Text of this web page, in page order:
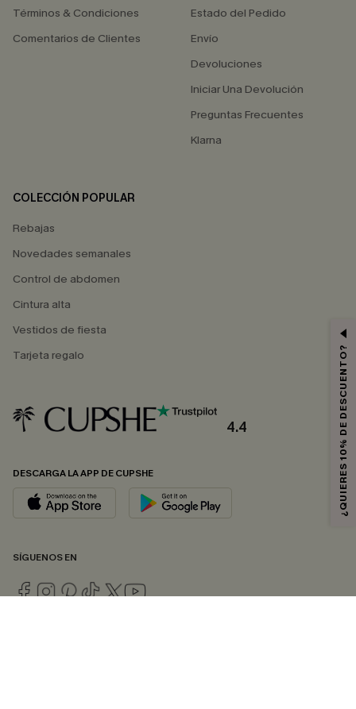
Términos & Condiciones
Comentarios de Clientes
Estado del Pedido
Envío
Devoluciones
Iniciar Una Devolución
Preguntas Frecuentes
Klarna
COLECCIÓN POPULAR
Rebajas
Novedades semanales
Control de abdomen
Cintura alta
Vestidos de fiesta
Tarjeta regalo
4.4
DESCARGA LA APP DE CUPSHE
SÍGUENOS EN
¿QUIERES 10% DE DESCUENTO?